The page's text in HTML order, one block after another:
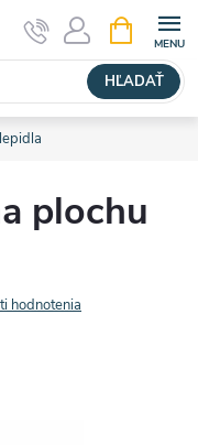
HĽADAŤ
KOŠÍK
plochu
hodnotenia